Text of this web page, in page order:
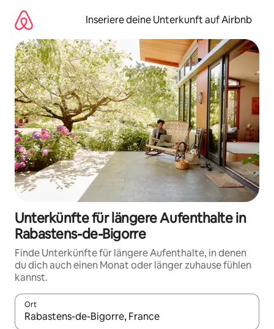
Inhalten
springen
Inseriere deine Unterkunft auf Airbnb
Unterkünfte für längere Aufenthalte in
Rabastens-de-Bigorre
Finde Unterkünfte für längere Aufenthalte, in denen
du dich auch einen Monat oder länger zuhause fühlen
kannst.
Ort
Wenn Ergebnisse verfügbar sind, navigiere mit den